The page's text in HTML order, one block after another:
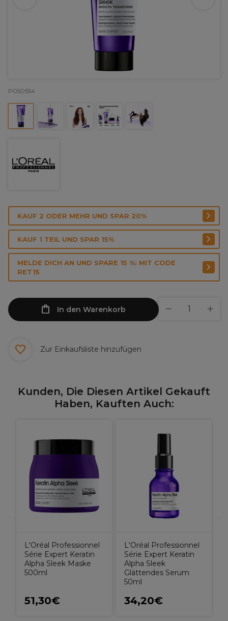
P050554
KAUF 2 ODER MEHR UND SPAR 20%
KAUF 1 TEIL UND SPAR 15%
MELDE DICH AN UND SPARE 15 %: MIT CODE
RET15
In den Warenkorb
Zur Einkaufsliste hinzufügen
Kunden, Die Diesen Artikel Gekauft
Haben, Kauften Auch:
L'Oréal Professionnel
Série Expert Keratin
Alpha Sleek Maske
500ml
51,30€
L'Oréal Professionnel
Série Expert Keratin
Alpha Sleek
Glättendes Serum
50ml
34,20€